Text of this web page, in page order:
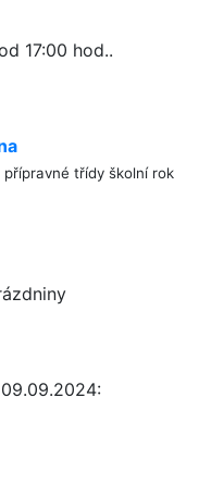
17:00 hod..
třídy školní rok